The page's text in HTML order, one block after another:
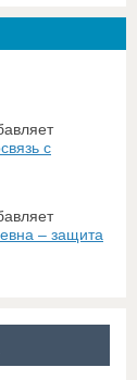
с
– защита